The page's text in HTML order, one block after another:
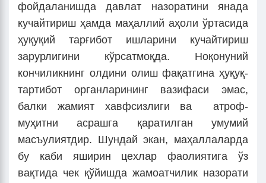
фойдаланишда давлат назоратини янада
кучайтириш ҳамда маҳаллий аҳоли ўртасида
ҳуқуқий тарғибот ишларини кучайтириш
зарурлигини кўрсатмоқда. Ноқонуний
кончиликнинг олдини олиш фақатгина ҳуқуқ-
тартибот органларининг вазифаси эмас,
балки жамият хавфсизлиги ва атроф-
муҳитни асрашга қаратилган умумий
масъулиятдир. Шундай экан, маҳаллаларда
бу каби яширин цехлар фаолиятига ўз
вақтида чек қўйишда жамоатчилик назорати